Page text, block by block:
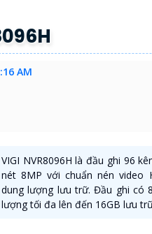
AM
VIGI NVR8096H là đầu ghi 96
nét 8MP với chuẩn nén video
dung lượng lưu trữ. Đầu ghi có
lượng tối đa lên đến 16GB lưu